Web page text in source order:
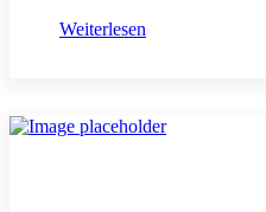
Weiterlesen